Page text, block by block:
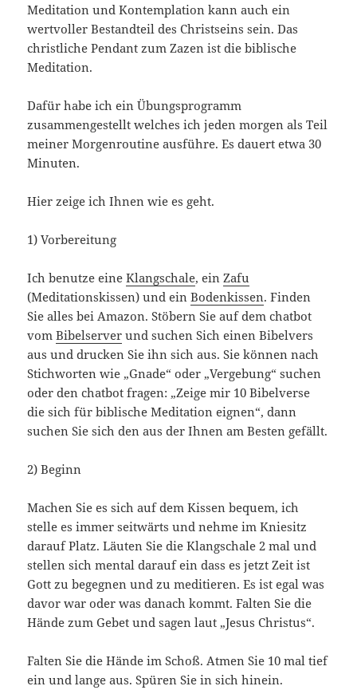
Meditation und Kontemplation kann auch ein
wertvoller Bestandteil des Christseins sein. Das
christliche Pendant zum Zazen ist die biblische
Meditation.
Dafür habe ich ein Übungsprogramm
zusammengestellt welches ich jeden morgen als Teil
meiner Morgenroutine ausführe. Es dauert etwa 30
Minuten.
Hier zeige ich Ihnen wie es geht.
1) Vorbereitung
Ich benutze eineKlangschale, einZafu
(Meditationskissen) und einBodenkissen. Finden
Sie alles bei Amazon. Stöbern Sie auf dem chatbot
vomBibelserver und suchen Sich einen Bibelvers
aus und drucken Sie ihn sich aus. Sie können nach
Stichworten wie „Gnade“ oder „Vergebung“ suchen
oder den chatbot fragen: „Zeige mir 10 Bibelverse
die sich für biblische Meditation eignen“, dann
suchen Sie sich den aus der Ihnen am Besten gefällt.
2) Beginn
Machen Sie es sich auf dem Kissen bequem, ich
stelle es immer seitwärts und nehme im Kniesitz
darauf Platz. Läuten Sie die Klangschale 2 mal und
stellen sich mental darauf ein dass es jetzt Zeit ist
Gott zu begegnen und zu meditieren. Es ist egal was
davor war oder was danach kommt. Falten Sie die
Hände zum Gebet und sagen laut „Jesus Christus“.
Falten Sie die Hände im Schoß. Atmen Sie 10 mal tief
ein und lange aus. Spüren Sie in sich hinein.